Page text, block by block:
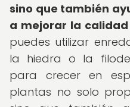
sino que también
a mejorar la
puedes utilizar
la hiedra o la
para crecer en
plantas no solo